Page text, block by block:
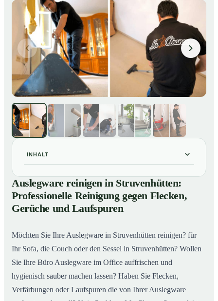
INHALT
01 Auslegware reinigen in Struvenhütten: Professionelle
Reinigung gegen Flecken, Gerüche und Laufspuren
02
So wird Auslegware in Struvenhütten professionell
gereinigt
Auslegware reinigen in Struvenhütten:
Professionelle Reinigung gegen Flecken,
Gerüche und Laufspuren
Möchten Sie Ihre Auslegware in Struvenhütten reinigen? für
Ihr Sofa, die Couch oder den Sessel in Struvenhütten? Wollen
Sie Ihre Büro Auslegware im Office auffrischen und
hygienisch sauber machen lassen? Haben Sie Flecken,
Verfärbungen oder Laufspuren die von Ihrer Auslegware